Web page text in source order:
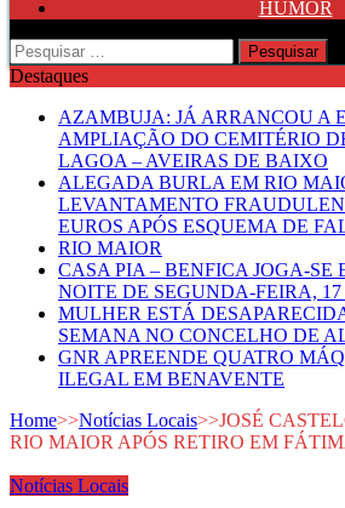
HUMOR
Pesquisar
por:
Destaques
AZAMBUJA: JÁ ARRANCOU A
AMPLIAÇÃO DO CEMITÉRIO
LAGOA – AVEIRAS DE BAIXO
ALEGADA BURLA EM RIO
LEVANTAMENTO
EUROS APÓS ESQUEMA DE
RIO MAIOR
CASA PIA – BENFICA JOGA-SE
NOITE DE SEGUNDA-FEIRA, 17
MULHER ESTÁ
SEMANA NO CONCELHO DE
GNR APREENDE QUATRO
ILEGAL EM BENAVENTE
Home>>Notícias Locais>>JOSÉ
RIO MAIOR APÓS RETIRO EM
Notícias Locais